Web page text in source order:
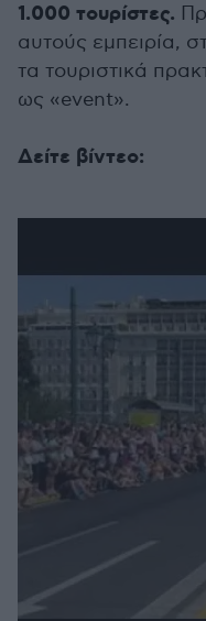
1.000 τουρίστες.
αυτούς εμπειρία,
τα τουριστικά
ως «event».
Δείτε βίντεο: